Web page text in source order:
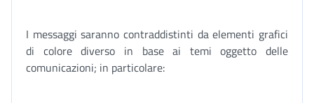
I messaggi saranno contraddistinti da elementi grafici
di colore diverso in base ai temi oggetto delle
comunicazioni; in particolare: